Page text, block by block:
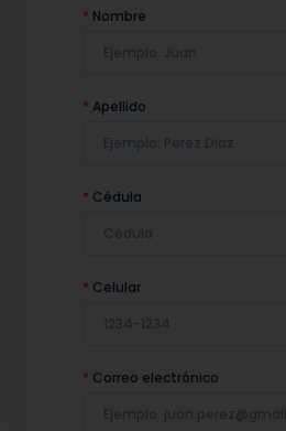
* Nombre
* Apellido
* Cédula
* Celular
* Correo electrónico